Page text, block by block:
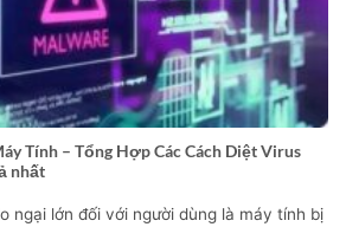
Tính – Tổng Hợp Các Cách Diệt Virus
nhất
ngại lớn đối với người dùng là máy tính bị